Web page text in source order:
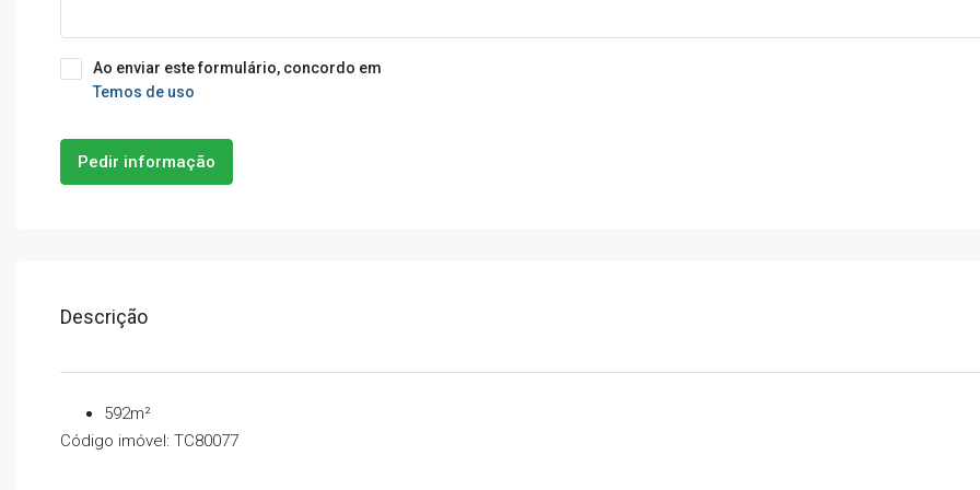
Ao enviar este formulário, concordo em
Temos de uso
Pedir informação
Descrição
592m²
Código imóvel: TC80077